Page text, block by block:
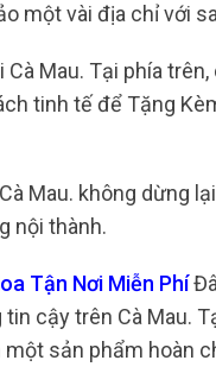
một vài địa chỉ với
Mau. Tại phía
tinh tế để Tặng
Mau. không dừng
nội thành.
Tận Nơi Miễn Phí
cậy trên Cà Mau.
sản phẩm hoàn